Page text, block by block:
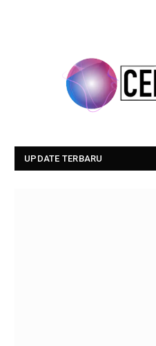
UPDATE TERBARU